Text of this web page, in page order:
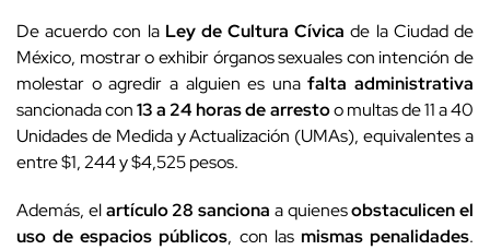
De acuerdo con la Ley de Cultura Cívica de la Ciudad de
México, mostrar o exhibir órganos sexuales con intención de
molestar o agredir a alguien es unafalta administrativa
sancionada con13 a 24 horas de arrestoo multas de 11 a 40
Unidades de Medida y Actualización (UMAs), equivalentes a
entre $1, 244 y $4,525 pesos.
Además, elartículo 28 sanciona a quienesobstaculicen el
uso de espacios públicos, con las mismas penalidades.